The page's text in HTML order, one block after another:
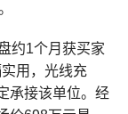
约1个月获买家
用，光线充
承接该单位。经